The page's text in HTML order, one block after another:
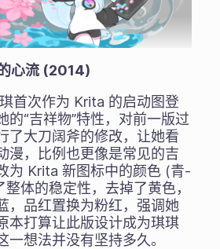
心流 (2014)
首次作为 Krita 的启动图登
的“吉祥物”特性，对前一版过
了大刀阔斧的修改，让她看
漫，比例也更像是常见的吉
为 Krita 新图标中的颜色 (青-
体的稳定性，去掉了黄色，
，品红置换为粉红，强调她
本打算让此版设计成为琪琪
一想法并没有坚持多久。